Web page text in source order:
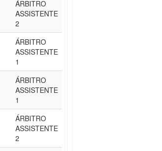
ÁRBITRO
ASSISTENTE
2
ÁRBITRO
ASSISTENTE
1
ÁRBITRO
ASSISTENTE
1
ÁRBITRO
ASSISTENTE
2